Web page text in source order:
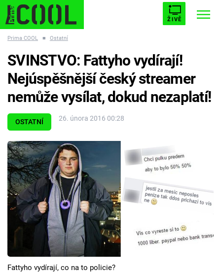
ŽIVĚ
ESCAPE PLNEJ KOTEL AVENGERS 5
Témata
Filmy
Seriály
Hry
Cool Esport
Pořady
Prima COOL ■ Ostatní
OSTATNÍ 26. února 2016 00:28
SVINSTVO: Fattyho vydírají!
Nejúspěšnější český streamer
nemůže vysílat, dokud nezaplatí!
Fattyho vydírají, co na to policie?